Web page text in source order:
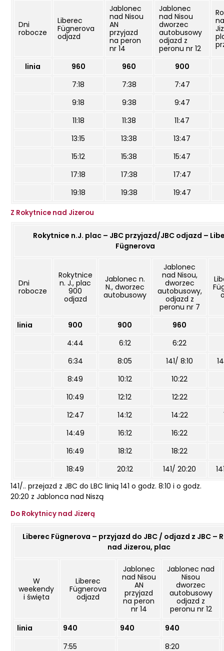
Dni
robocze
Liberec
Fügnerova
odjazd
Jablonec
nad Nisou
AN
przyjazd
na peron
nr 14
Jablonec
nad Nisou
dworzec
autobusowy
odjazd z
peronu nr 12
linia 960 960
900
7:18
7:38
7:47
9:18
9:38
9:47
11:18
11:38
11:47
13:15
13:38
13:47
15:12
15:38
15:47
17:18
17:38
17:47
19:18
19:38 19:47
Z Rokytnice nad Jizerou
Rokytnice n.J. plac – JBC przyjazd/JBC odjazd –
Fügnerova
Dni
robocze
Rokytnice
n. J., plac
900
odjazd
Jablonec n.
N., dworzec
autobusowy
Jablonec
nad Nisou,
dworzec
autobusowy,
odjazd z
peronu nr 7
linia 900 900
960
4:44
6:12
6:22
6:34
8:05 141/ 8:10
8:49
10:12 10:22
10:49
12:12
12:22
12:47
14:12 14:22
14:49
16:12 16:22
16:49
18:12 18:22
18:49
20:12 141/ 20:20
141/.. przejazd z JBC do LBC linią 141 o godz. 8:10 i o godz.
20:20 z Jablonca nad Niszą
Do Rokytnicy nad Jizerą
Liberec Fügnerova – przyjazd do JBC / odjazd z JBC –
nad Jizerou, plac
W
weekendy
i święta
Liberec
Fügnerova
odjazd
Jablonec
nad Nisou
AN
przyjazd
na peron
nr 14
Jablonec nad
Nisou
dworzec
autobusowy
odjazd z
peronu nr 12
linia
940 940
940
7:55
8:20